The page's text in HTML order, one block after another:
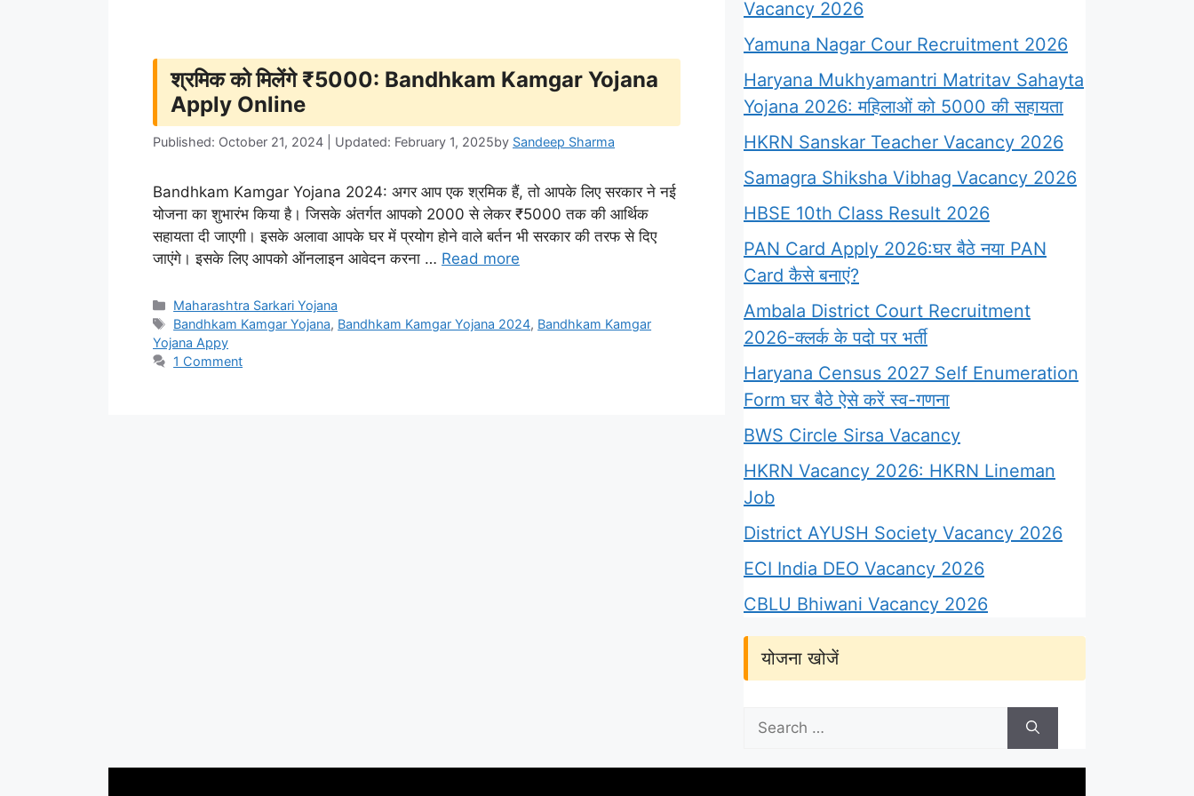
श्रमिक को मिलेंगे ₹5000: Bandhkam Kamgar Yojana
Apply Online
Published: October 21, 2024 | Updated: February 1, 2025by Sandeep Sharma
Bandhkam Kamgar Yojana 2024: अगर आप एक श्रमिक हैं, तो आपके लिए सरकार ने नई
योजना का शुभारंभ किया है। जिसके अंतर्गत आपको 2000 से लेकर ₹5000 तक की आर्थिक
सहायता दी जाएगी। इसके अलावा आपके घर में प्रयोग होने वाले बर्तन भी सरकार की तरफ से दिए
जाएंगे। इसके लिए आपको ऑनलाइन आवेदन करना … Read more
Categories
Maharashtra Sarkari Yojana
Tags
Bandhkam Kamgar Yojana, Bandhkam Kamgar Yojana 2024, Bandhkam Kamgar
Yojana Appy
1 Comment
Vacancy 2026
Yamuna Nagar Cour Recruitment 2026
Haryana Mukhyamantri Matritav Sahayta
Yojana 2026: महिलाओं को 5000 की सहायता
HKRN Sanskar Teacher Vacancy 2026
Samagra Shiksha Vibhag Vacancy 2026
HBSE 10th Class Result 2026
PAN Card Apply 2026:घर बैठे नया PAN
Card कैसे बनाएं?
Ambala District Court Recruitment
2026-क्लर्क के पदो पर भर्ती
Haryana Census 2027 Self Enumeration
Form घर बैठे ऐसे करें स्व-गणना
BWS Circle Sirsa Vacancy
HKRN Vacancy 2026: HKRN Lineman
Job
District AYUSH Society Vacancy 2026
ECI India DEO Vacancy 2026
CBLU Bhiwani Vacancy 2026
योजना खोजें
Search
for: